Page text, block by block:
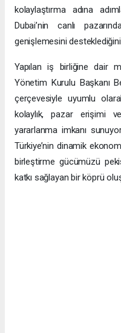
kolaylaştırma adına
Dubai’nin canlı
genişlemesini
Yapılan iş birliğine dair
Yönetim Kurulu Başkanı
çerçevesiyle uyumlu
kolaylık, pazar erişimi
yararlanma imkanı
Türkiye’nin dinamik
birleştirme gücümüzü
katkı sağlayan bir köprü